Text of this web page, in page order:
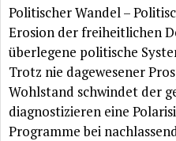
Politischer Wandel –
Erosion der freiheitlichen
überlegene politische
Trotz nie dagewesener
Wohlstand schwindet der
diagnostizieren eine
Programme bei